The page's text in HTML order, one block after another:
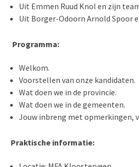
Uit Emmen Ruud Knol en zijn
Uit Borger-Odoorn Arnold Spoor
Programma:
Welkom.
Voorstellen van onze kandidaten.
Wat doen we in de provincie.
Wat doen we in de gemeenten.
Jouw inbreng met opmerkingen,
Praktische informatie: